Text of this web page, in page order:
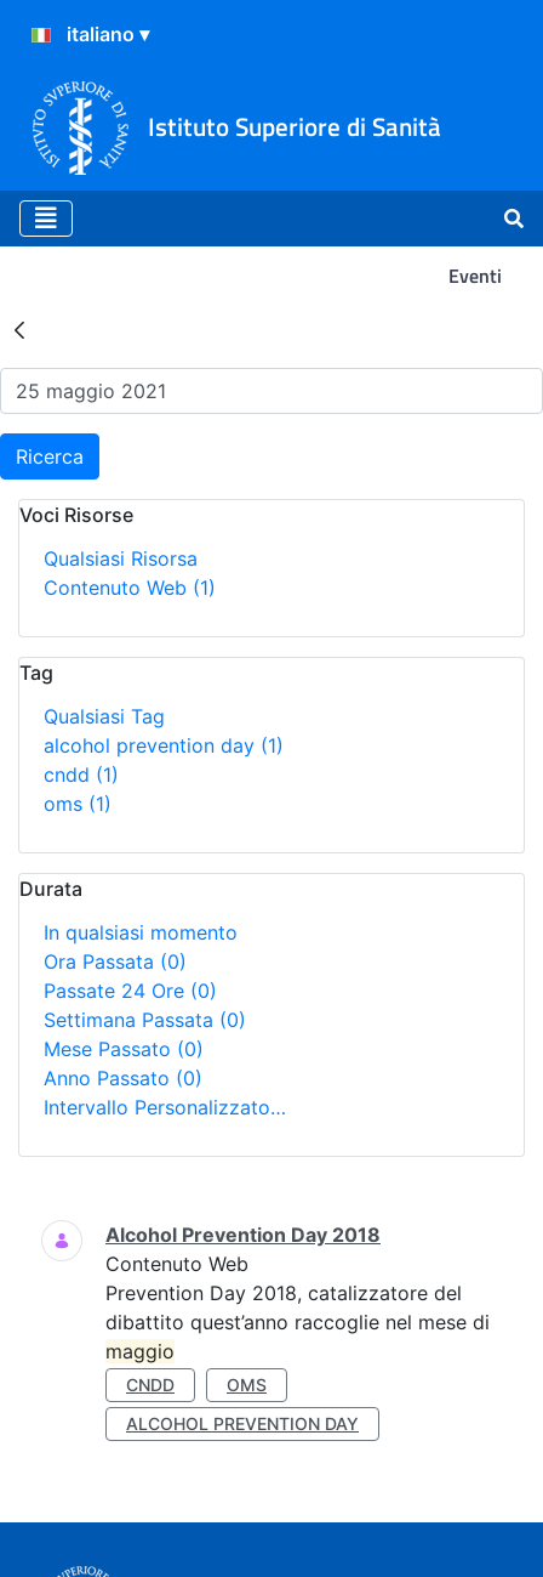
Istituto Superiore di Sanità
Eventi
Risultati della Ricerca -
Ricerca
Voci Risorse
Qualsiasi Risorsa
Contenuto Web (1)
Tag
Qualsiasi Tag
alcohol prevention day (1)
cndd (1)
oms (1)
Durata
In qualsiasi momento
Ora Passata (0)
Passate 24 Ore (0)
Settimana Passata (0)
Mese Passato (0)
Anno Passato (0)
Intervallo Personalizzato…
Ricerca
Alcohol Prevention Day 2018
Contenuto Web
Prevention Day 2018, catalizzatore del
dibattito quest’anno raccoglie nel mese di
maggio
CNDD
OMS
ALCOHOL PREVENTION DAY